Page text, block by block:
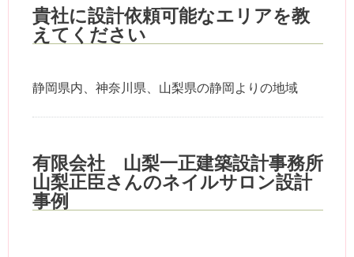
貴社に設計依頼可能なエリアを教
えてください
静岡県内、神奈川県、山梨県の静岡よりの地域
有限会社 山梨一正建築設計事務所
山梨正臣さんのネイルサロン設計
事例